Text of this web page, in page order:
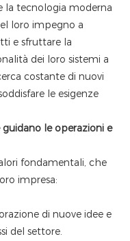
tecnologia moderna
loro impegno a
e sfruttare la
dei loro sistemi a
costante di nuovi
le esigenze
guidano le operazioni e
fondamentali, che
impresa:
di nuove idee e
del settore.